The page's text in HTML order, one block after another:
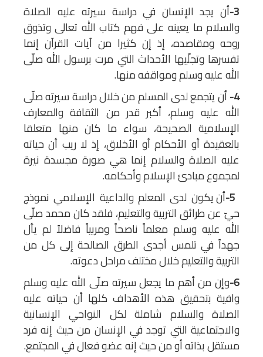
3- أن يجد الإنسان في دراسة سيرته عليه الصلاة
والسلام ما يعينه على فهم كتاب الله تعالى وتذوق
روحه ومقاصده، إذ إن كثيرا من آيات القرآن إنما
تفسرها وتجلّيها الأحداث التي مرت برسول الله صلّى
الله عليه وسلم ومواقفه منها.
4- أن يتجمع لدى المسلم من خلال دراسة سيرته صلّى
الله عليه وسلم، أكبر قدر من الثقافة والمعارف
الإسلامية الصحيحة، سواء ما كان منها متعلقا
بالعقيدة أو الأحكام أو الأخلاق، إذ لا ريب أن حياته
عليه الصلاة والسلام إنما هي صورة مجسدة نيرة
لمجموع مبادئ الإسلام وأحكامه.
أن يكون لدى المعلم والداعية الإسلامي نموذج
حيّ عن طرائق التربية والتعليم، فلقد كان محمد صلّى
الله عليه وسلم معلماً ناصحاً ومربياً فاضلاً لم يأل
جهداً في تلمس أجدى الطرق الصالحة إلى كل من
التربية والتعليم خلال مختلف مراحل دعوته.
6- وإن من أهم ما يجعل سيرته صلّى الله عليه وسلم
وافية بتحقيق هذه الأهداف كلها أن حياته عليه
الصلاة والسلام شاملة لكل النواحي الإنسانية
والاجتماعية التي توجد في الإنسان من حيث إنه فرد
مستقل بذاته أو من حيث إنه عضو فعال في المجتمع.